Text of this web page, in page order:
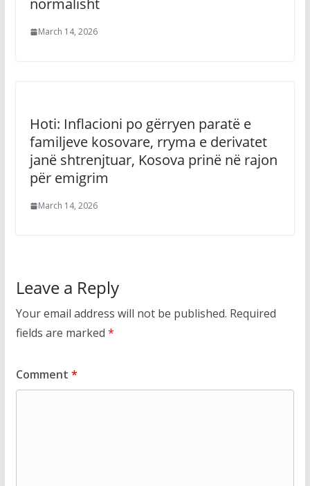
normalisht
March 14, 2026
Hoti: Inflacioni po gërryen paratë e
familjeve kosovare, rryma e derivatet
janë shtrenjtuar, Kosova prinë në rajon
për emigrim
March 14, 2026
Leave a Reply
Your email address will not be published. Required
fields are marked *
Comment *